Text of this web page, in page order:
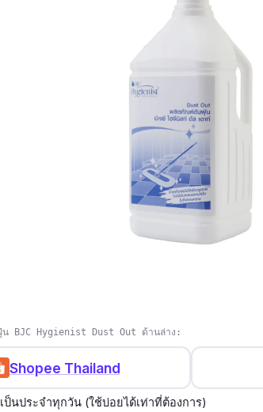
น BJC Hygienist Dust Out ด้านล่าง:
Shopee Thailand
ป็นประจำทุกวัน (ใช้บ่อยได้เท่าที่ต้องการ)